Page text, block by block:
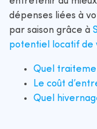
dépenses liées à
par saison grâce à
potentiel locatif de
Quel
Le coût
Quel